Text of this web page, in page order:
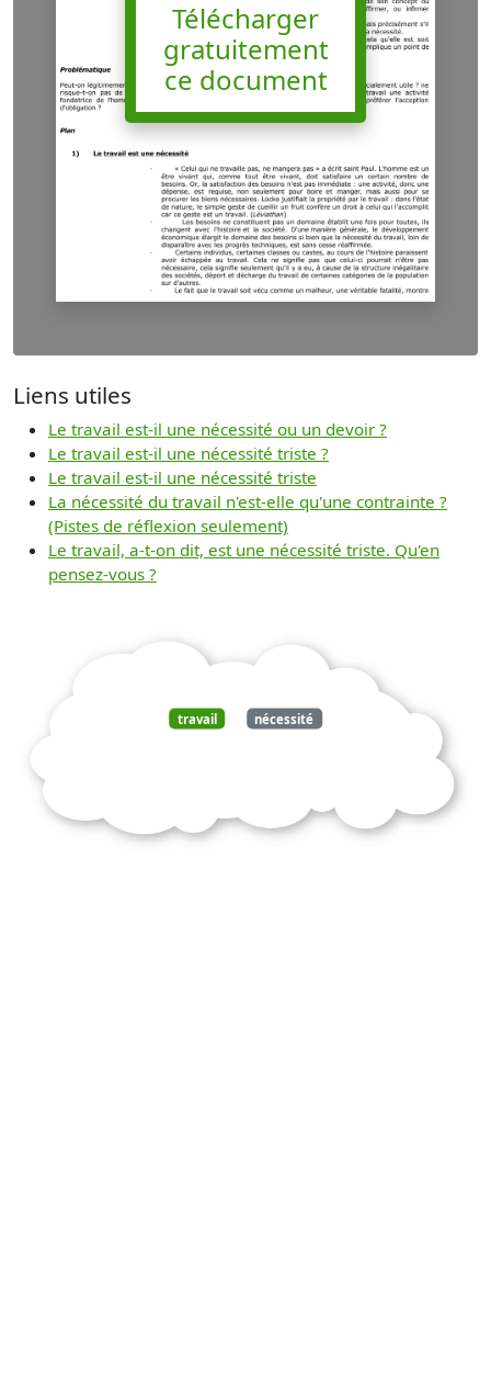
Télécharger
gratuitement
ce document
Liens utiles
Le travail est-il une nécessité ou un devoir ?
Le travail est-il une nécessité triste ?
Le travail est-il une nécessité triste
La nécessité du travail n'est-elle qu'une contrainte ?
(Pistes de réflexion seulement)
Le travail, a-t-on dit, est une nécessité triste. Qu'en
pensez-vous ?
travail nécessité